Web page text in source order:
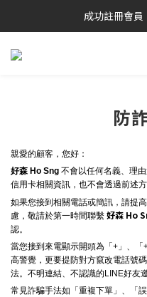
成功註冊會員
防
親愛的顧客，您好：
好森 Ho Sng 不會以任何名義、理
信用卡相關資訊，也不會透過前述
如果您接到相關電話或簡訊，請提
慮，敬請於第一時間聯繫 好森 Ho
認。
當您接到來電顯示開頭為「+」、
高警覺，更要提防對方竄改電話號
法。不明連結、不認識的LINE好友
常見詐騙手法如「重複下單」、「